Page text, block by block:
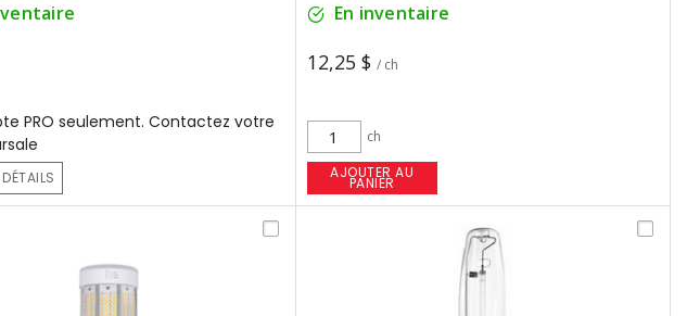
PRO seulement. Contactez votre
En inventaire
12,25 $ / ch
ch
AJOUTER AU
PANIER